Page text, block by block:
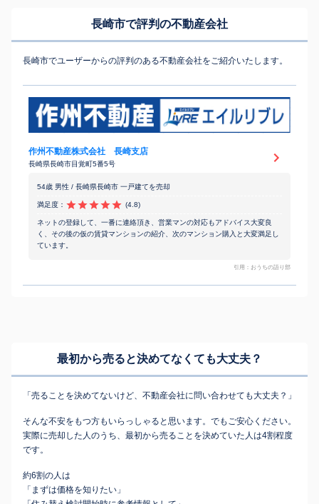
長崎市で評判の不動産会社
長崎市でユーザーからの評判のある不動産会社をご紹介いたします。
作州不動産株式会社 長崎支店
長崎県長崎市目覚町5番5号
54歳 男性 / 長崎県長崎市 一戸建てを売却
満足度： (4.8)
ネットの登録して、一番に連絡頂き、営業マンの対応もアドバイス大変良
く、その後の仮の賃貸マンションの紹介、次のマンション購入と大変満足し
ています。
引用：おうちの語り部
最初から売ると決めてなくても大丈夫？
「売ることを決めてないけど、不動産会社に問い合わせても大丈夫？」
そんな不安をもつ方もいらっしゃると思います。でもご安心ください。
実際に売却した人のうち、最初から売ることを決めていた人は4割程度
です。
約6割の人は
「まずは価格を知りたい」